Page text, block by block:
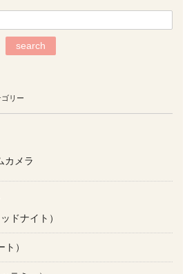
search
ゴリー
カメラ
ドナイト）
）